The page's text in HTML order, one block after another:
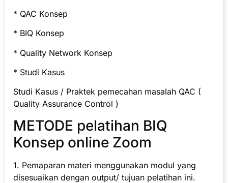
* QAC Konsep
* BIQ Konsep
* Quality Network Konsep
* Studi Kasus
Studi Kasus / Praktek pemecahan masalah QAC (
Quality Assurance Control )
METODE pelatihan BIQ
Konsep online Zoom
1. Pemaparan materi menggunakan modul yang
disesuaikan dengan output/ tujuan pelatihan ini.